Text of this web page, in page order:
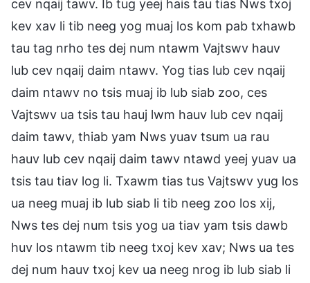
cev nqaij tawv. Ib tug yeej hais tau tias Nws txoj
kev xav li tib neeg yog muaj los kom pab txhawb
tau tag nrho tes dej num ntawm Vajtswv hauv
lub cev nqaij daim ntawv. Yog tias lub cev nqaij
daim ntawv no tsis muaj ib lub siab zoo, ces
Vajtswv ua tsis tau hauj lwm hauv lub cev nqaij
daim tawv, thiab yam Nws yuav tsum ua rau
hauv lub cev nqaij daim tawv ntawd yeej yuav ua
tsis tau tiav log li. Txawm tias tus Vajtswv yug los
ua neeg muaj ib lub siab li tib neeg zoo los xij,
Nws tes dej num tsis yog ua tiav yam tsis dawb
huv los ntawm tib neeg txoj kev xav; Nws ua tes
dej num hauv txoj kev ua neeg nrog ib lub siab li